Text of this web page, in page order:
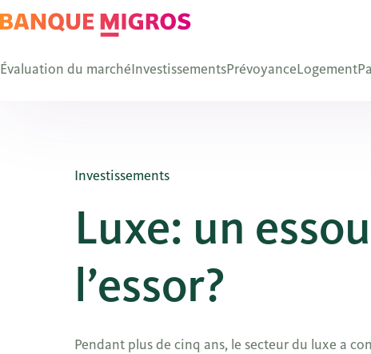
Évaluation du marchéInvestissementsPrévoyanceLogement
Investissements
Luxe: un
l’essor?
Pendant plus de cinq ans, le secteur du luxe a